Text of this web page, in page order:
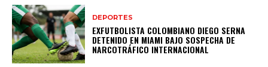
DEPORTES
EXFUTBOLISTA COLOMBIANO DIEGO SERNA
DETENIDO EN MIAMI BAJO SOSPECHA DE
NARCOTRÁFICO INTERNACIONAL